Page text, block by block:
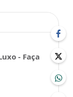
- Faça